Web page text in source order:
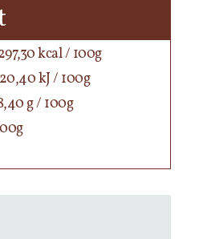
kcal / 100g
kJ / 100g
g / 100g